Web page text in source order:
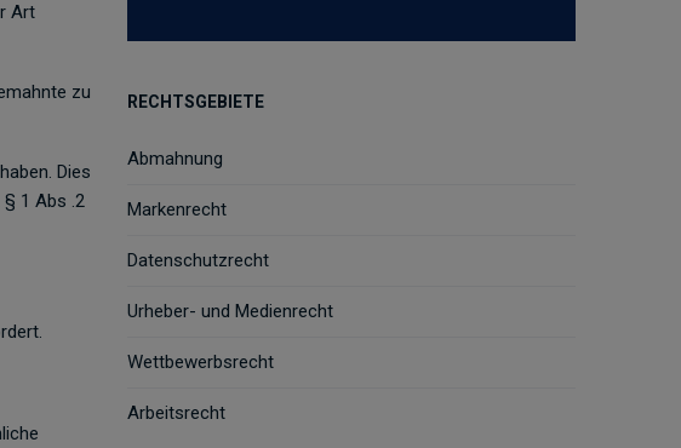
Art
zu
Dies
§ 1 Abs .2
RECHTSGEBIETE
Abmahnung
Markenrecht
Datenschutzrecht
Urheber- und Medienrecht
Wettbewerbsrecht
Arbeitsrecht